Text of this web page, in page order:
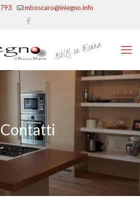
mboscaro@inlegno.info
Contatti